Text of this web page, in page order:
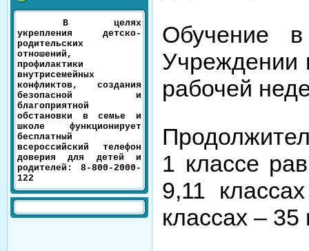
В целях
укрепления детско-
родительских
отношений,
профилактики
внутрисемейных
конфликтов, создания
безопасной и
благоприятной
обстановки в семье и
школе функционирует
бесплатный
всероссийский телефон
доверия для детей и
родителей: 8-800-2000-
122
Обучение в
Учреждении
рабочей
1 классе
9,11
классах – 35